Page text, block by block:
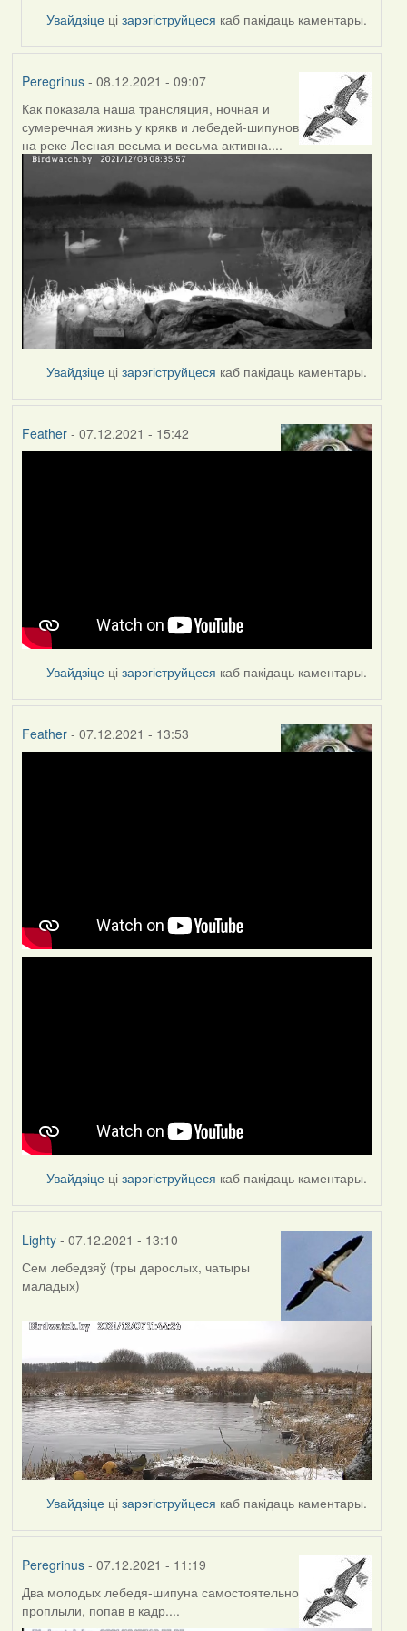
Увайдзіце цізарэгіструйцеся каб пакідаць каментары.
Peregrinus- 08.12.2021 - 09:07
Как показала наша трансляция, ночная и
сумеречная жизнь у крякв и лебедей-шипунов
на реке Лесная весьма и весьма активна....
Увайдзіце цізарэгіструйцеся каб пакідаць каментары.
Feather- 07.12.2021 - 15:42
Увайдзіце цізарэгіструйцеся каб пакідаць каментары.
Feather- 07.12.2021 - 13:53
Увайдзіце цізарэгіструйцеся каб пакідаць каментары.
Lighty- 07.12.2021 - 13:10
Сем лебедзяў (тры дарослых, чатыры
маладых)
Увайдзіце цізарэгіструйцеся каб пакідаць каментары.
Peregrinus- 07.12.2021 - 11:19
Два молодых лебедя-шипуна самостоятельно
проплыли, попав в кадр....